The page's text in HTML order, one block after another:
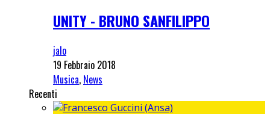
UNITY - BRUNO SANFILIPPO
jalo
19 Febbraio 2018
Musica, News
Recenti